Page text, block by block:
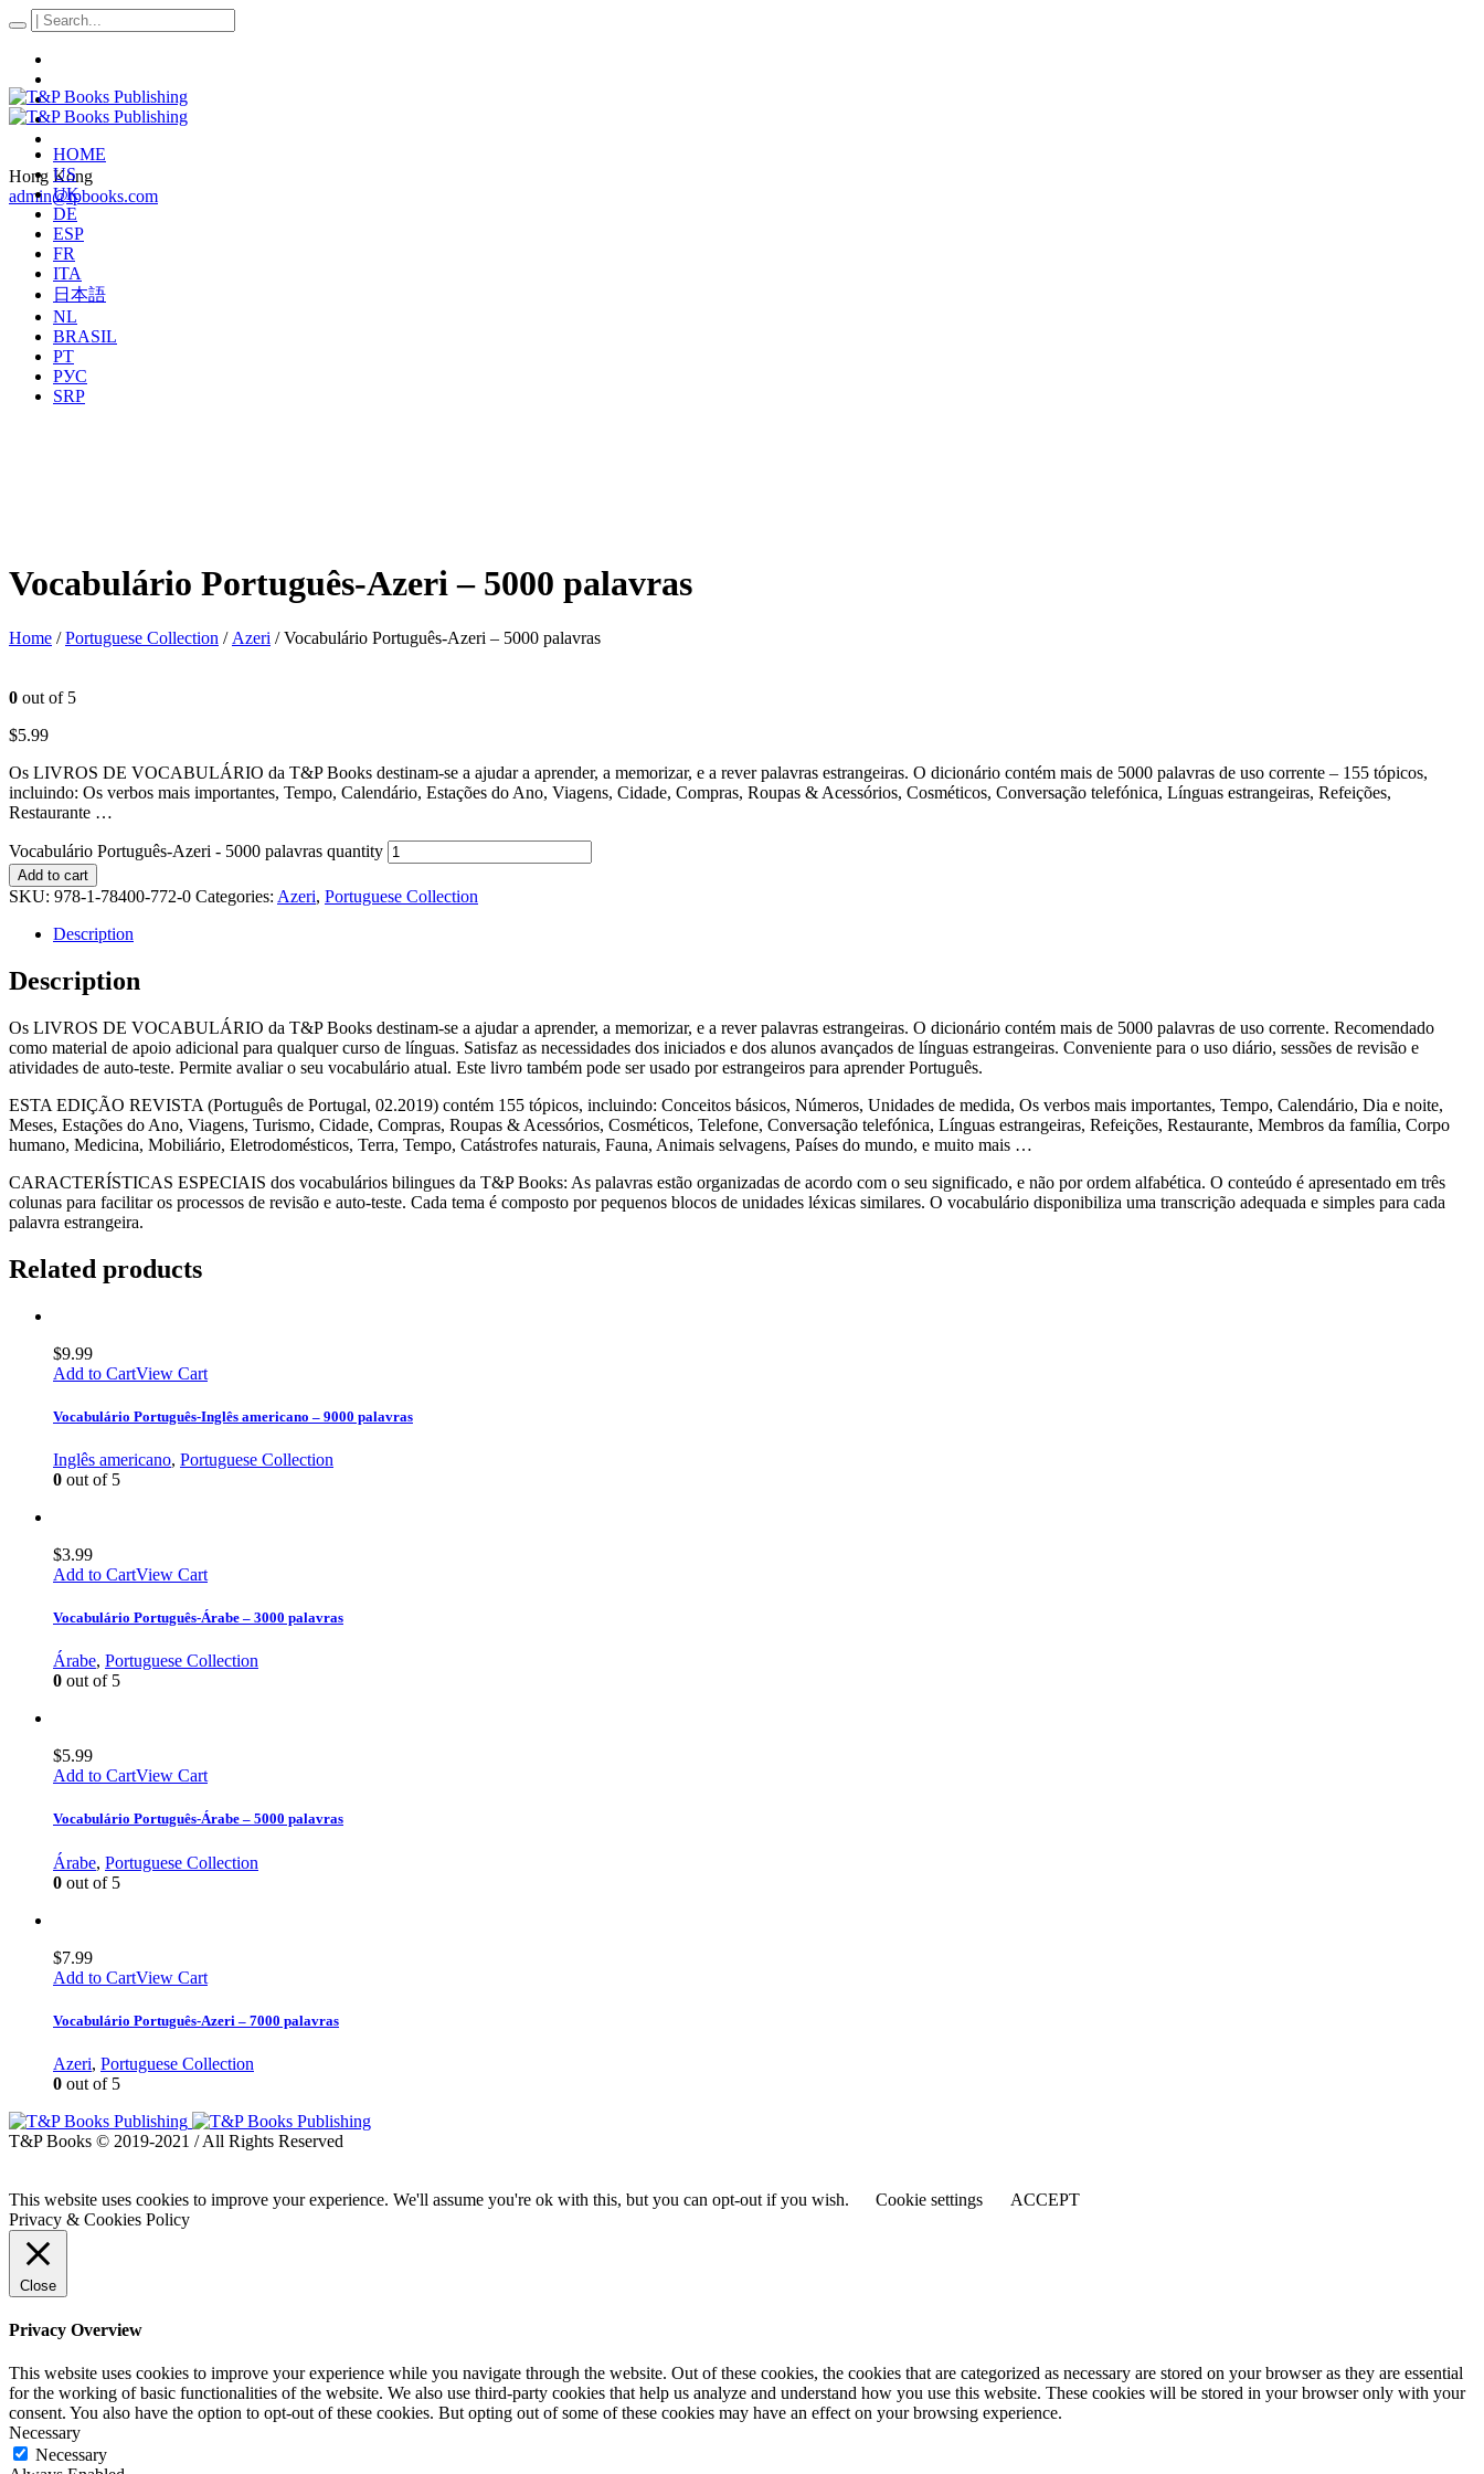
Hong Kong
admin@tpbooks.com
HOME
US
UK
DE
ESP
FR
ITA
日本語
NL
BRASIL
PT
РУС
SRP
Vocabulário Português-Azeri – 5000 palavras
Home /Portuguese Collection / Azeri / Vocabulário Português-Azeri – 5000 palavras
0 out of 5
$5.99
Os LIVROS DE VOCABULÁRIO da T&P Books destinam-se a ajudar a aprender, a memorizar, e a rever palavras estrangeiras. O dicionário contém mais de 5000 palavras de uso corrente – 155 tópicos,
incluindo: Os verbos mais importantes, Tempo, Calendário, Estações do Ano, Viagens, Cidade, Compras, Roupas & Acessórios, Cosméticos, Conversação telefónica, Línguas estrangeiras, Refeições,
Restaurante …
Vocabulário Português-Azeri - 5000 palavras quantity
Add to cart
SKU: 978-1-78400-772-0 Categories: Azeri, Portuguese Collection
Description
Description
Os LIVROS DE VOCABULÁRIO da T&P Books destinam-se a ajudar a aprender, a memorizar, e a rever palavras estrangeiras. O dicionário contém mais de 5000 palavras de uso corrente. Recomendado
como material de apoio adicional para qualquer curso de línguas. Satisfaz as necessidades dos iniciados e dos alunos avançados de línguas estrangeiras. Conveniente para o uso diário, sessões de revisão e
atividades de auto-teste. Permite avaliar o seu vocabulário atual. Este livro também pode ser usado por estrangeiros para aprender Português.
ESTA EDIÇÃO REVISTA (Português de Portugal, 02.2019) contém 155 tópicos, incluindo: Conceitos básicos, Números, Unidades de medida, Os verbos mais importantes, Tempo, Calendário, Dia e noite,
Meses, Estações do Ano, Viagens, Turismo, Cidade, Compras, Roupas & Acessórios, Cosméticos, Telefone, Conversação telefónica, Línguas estrangeiras, Refeições, Restaurante, Membros da família, Corpo
humano, Medicina, Mobiliário, Eletrodomésticos, Terra, Tempo, Catástrofes naturais, Fauna, Animais selvagens, Países do mundo, e muito mais …
CARACTERÍSTICAS ESPECIAIS dos vocabulários bilingues da T&P Books: As palavras estão organizadas de acordo com o seu significado, e não por ordem alfabética. O conteúdo é apresentado em três
colunas para facilitar os processos de revisão e auto-teste. Cada tema é composto por pequenos blocos de unidades léxicas similares. O vocabulário disponibiliza uma transcrição adequada e simples para cada
palavra estrangeira.
Related products
$9.99
Add to CartView Cart
Vocabulário Português-Inglês americano – 9000 palavras
Inglês americano, Portuguese Collection
0 out of 5
$3.99
Add to CartView Cart
Vocabulário Português-Árabe – 3000 palavras
Árabe, Portuguese Collection
0 out of 5
$5.99
Add to CartView Cart
Vocabulário Português-Árabe – 5000 palavras
Árabe, Portuguese Collection
0 out of 5
$7.99
Add to CartView Cart
Vocabulário Português-Azeri – 7000 palavras
Azeri, Portuguese Collection
0 out of 5
T&P Books © 2019-2021 / All Rights Reserved
This website uses cookies to improve your experience. We'll assume you're ok with this, but you can opt-out if you wish. Cookie settings
ACCEPT
Privacy & Cookies Policy
Close
Privacy Overview
This website uses cookies to improve your experience while you navigate through the website. Out of these cookies, the cookies that are categorized as necessary are stored on your browser as they are essential
for the working of basic functionalities of the website. We also use third-party cookies that help us analyze and understand how you use this website. These cookies will be stored in your browser only with your
consent. You also have the option to opt-out of these cookies. But opting out of some of these cookies may have an effect on your browsing experience.
Necessary
Necessary